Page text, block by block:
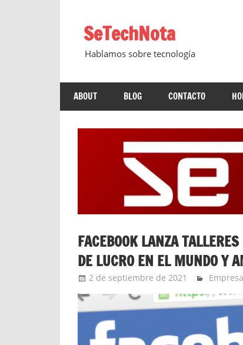
contenidoSeTechNota
Hablamos sobre tecnología
ABOUT BLOG CONTACTO
FACEBOOK LANZA
DE LUCRO EN EL MUNDO Y
2 de septiembre de 2021 Ernesto